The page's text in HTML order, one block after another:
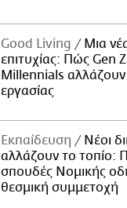
Good Living
Μια
επιτυχίας: Πώς Gen
Millennials αλλάζουν
εργασίας
Εκπαίδευση
Νέοι
αλλάζουν το τοπίο:
σπουδές Νομικής
θεσμική συμμετοχή